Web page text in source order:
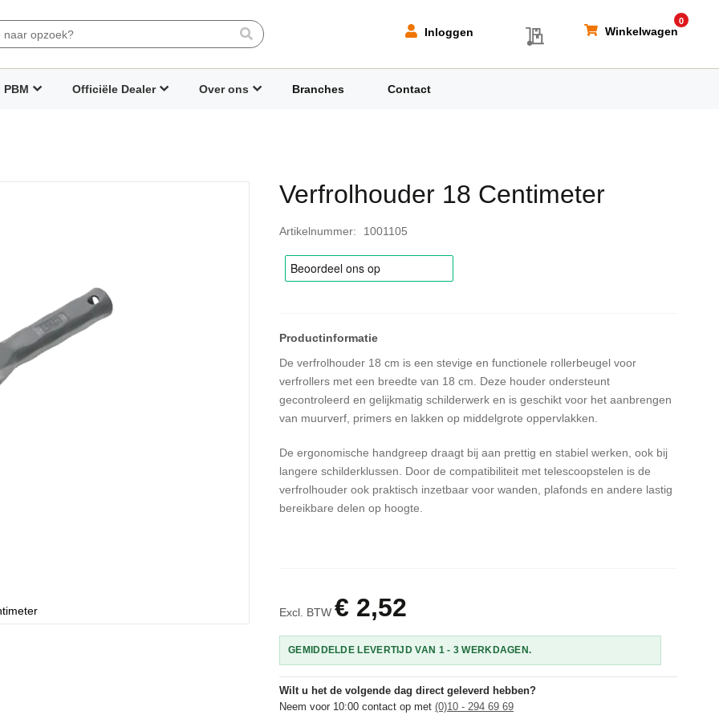
Winkelwagen
0
My Quote
Inloggen
Search
PBM Officiële Dealer Over ons Branches Contact
Verfrolhouder 18 Centimeter
Artikelnummer 1001105
De verfrolhouder 18 cm is een stevige en functionele rollerbeugel voor
verfrollers met een breedte van 18 cm. Deze houder ondersteunt
gecontroleerd en gelijkmatig schilderwerk en is geschikt voor het aanbrengen
van muurverf, primers en lakken op middelgrote oppervlakken.
De ergonomische handgreep draagt bij aan prettig en stabiel werken, ook bij
langere schilderklussen. Door de compatibiliteit met telescoopstelen is de
verfrolhouder ook praktisch inzetbaar voor wanden, plafonds en andere lastig
bereikbare delen op hoogte.
Excl. BTW € 2,52
GEMIDDELDE LEVERTIJD VAN 1 - 3 WERKDAGEN.
Wilt u het de volgende dag direct geleverd hebben?
Neem voor 10:00 contact op met (0)10 - 294 69 69